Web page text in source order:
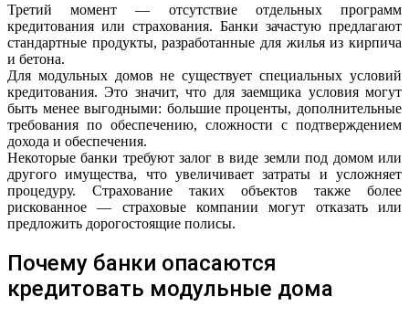
Третий момент — отсутствие отдельных программ
кредитования или страхования. Банки зачастую предлагают
стандартные продукты, разработанные для жилья из кирпича
и бетона.
Для модульных домов не существует специальных условий
кредитования. Это значит, что для заемщика условия могут
быть менее выгодными: большие проценты, дополнительные
требования по обеспечению, сложности с подтверждением
дохода и обеспечения.
Некоторые банки требуют залог в виде земли под домом или
другого имущества, что увеличивает затраты и усложняет
процедуру. Страхование таких объектов также более
рискованное — страховые компании могут отказать или
предложить дорогостоящие полисы.
Почему банки опасаются
кредитовать модульные дома